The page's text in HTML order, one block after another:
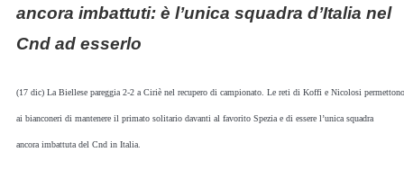
ancora imbattuti: è l’unica squadra d’Italia nel
Cnd ad esserlo
(17 dic) La Biellese pareggia 2-2 a Ciriè nel recupero di campionato. Le reti di Koffi e Nicolosi permettono
ai bianconeri di mantenere il primato solitario davanti al favorito Spezia e di essere l’unica squadra
ancora imbattuta del Cnd in Italia.